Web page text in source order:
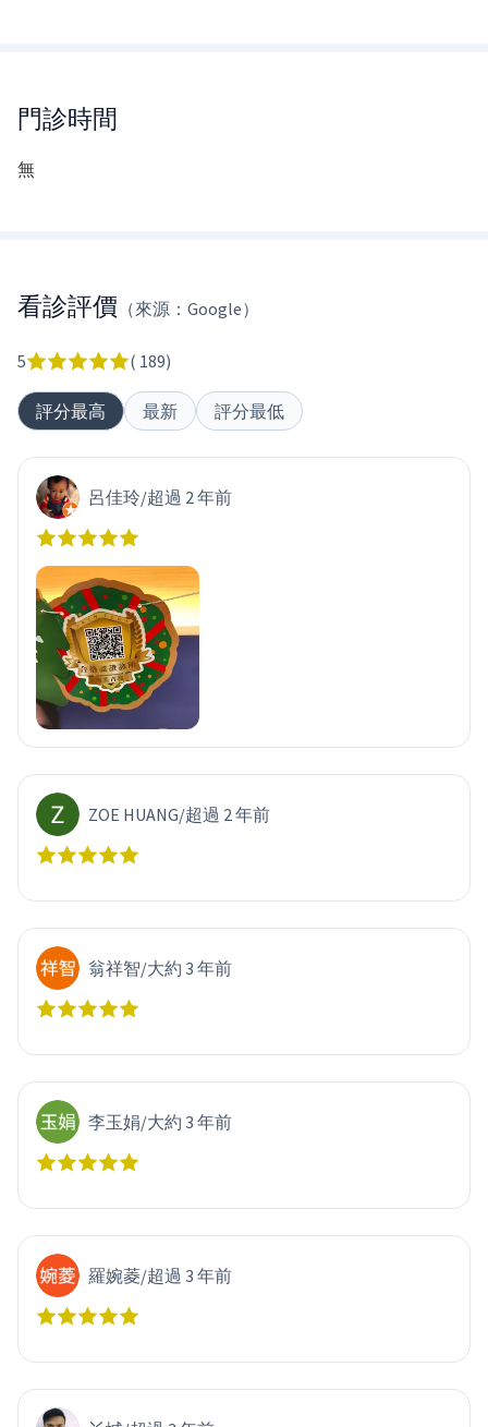
門診時間
無
看診評價 （來源：Google）
5 ( 189)
評分最高 最新 評分最低
呂佳玲/超過 2 年前
ZOE HUANG/超過 2 年前
翁祥智/大約 3 年前
李玉娟/大約 3 年前
羅婉菱/超過 3 年前